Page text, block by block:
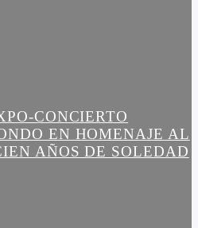
CONCIERTO
EN HOMENAJE AL
AÑOS DE SOLEDAD